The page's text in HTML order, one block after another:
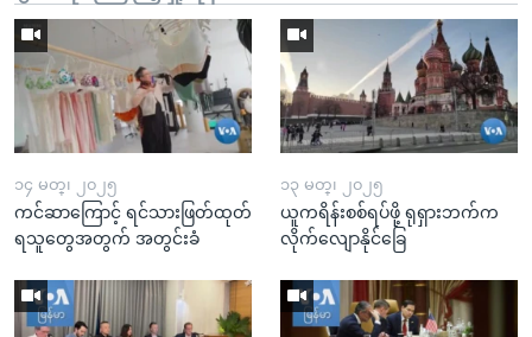
၁၄ မတ္၊ ၂၀၂၅
ကင်ဆာကြောင့် ရင်သားဖြတ်ထုတ်
ရသူတွေအတွက် အတွင်းခံ
၁၃ မတ္၊ ၂၀၂၅
ယူကရိန်းစစ်ရပ်ဖို့ ရုရှားဘက်က
လိုက်လျောနိုင်ခြေ